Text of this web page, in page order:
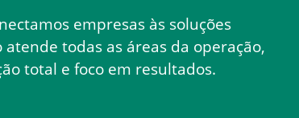
empresas às soluções
todas as áreas da operação,
total e foco em resultados.